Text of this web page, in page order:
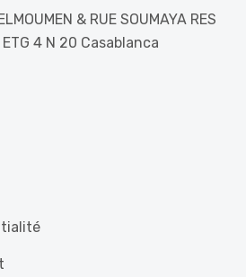
& RUE SOUMAYA RES
ETG 4 N 20 Casablanca